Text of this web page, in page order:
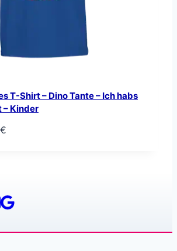
T-Shirt – Dino Tante – Ich habs
– Kinder
€